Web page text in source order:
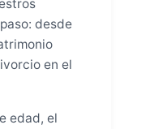
desde
en el
edad, el